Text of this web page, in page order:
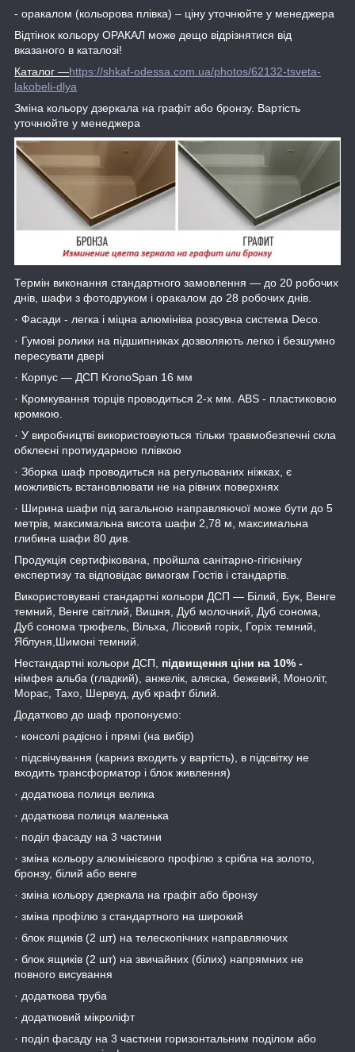
- оракалом (кольорова плівка) – ціну уточнюйте у менеджера
Відтінок кольору ОРАКАЛ може дещо відрізнятися від
вказаного в каталозі!
Каталог ―https://shkaf-odessa.com.ua/photos/62132-tsveta-
lakobeli-dlya
Зміна кольору дзеркала на графіт або бронзу. Вартість
уточнюйте у менеджера
Термін виконання стандартного замовлення ― до 20 робочих
днів, шафи з фотодруком і оракалом до 28 робочих днів.
· Фасади - легка і міцна алюмініва розсувна система Deco.
· Гумові ролики на підшипниках дозволяють легко і безшумно
пересувати двері
· Корпус ― ДСП KronoSpan 16 мм
· Кромкування торців проводиться 2-х мм. ABS - пластиковою
кромкою.
· У виробництві використовуються тільки травмобезпечні скла
обклеєні протиударною плівкою
· Зборка шаф проводиться на регульованих ніжках, є
можливість встановлювати не на рівних поверхнях
· Ширина шафи під загальною направляючої може бути до 5
метрів, максимальна висота шафи 2,78 м, максимальна
глибина шафи 80 див.
Продукція сертифікована, пройшла санітарно-гігієнічну
експертизу та відповідає вимогам Гостів і стандартів.
Використовувані стандартні кольори ДСП ― Білий, Бук, Венге
темний, Венге світлий, Вишня, Дуб молочний, Дуб сонома,
Дуб сонома трюфель, Вільха, Лісовий горіх, Горіх темний,
Яблуня,Шимоні темний.
Нестандартні кольори ДСП,
підвищення ціни на 10% -
німфея альба (гладкий), анжелік, аляска, бежевий, Моноліт,
Морас, Тахо, Шервуд, дуб крафт білий.
Додатково до шаф пропонуємо:
· консолі радісно і прямі (на вибір)
· підсвічування (карниз входить у вартість), в підсвітку не
входить трансформатор і блок живлення)
· додаткова полиця велика
· додаткова полиця маленька
· поділ фасаду на 3 частини
· зміна кольору алюмінієвого профілю з срібла на золото,
бронзу, білий або венге
· зміна кольору дзеркала на графіт або бронзу
· зміна профілю з стандартного на широкий
· блок ящиків (2 шт) на телескопічних направляючих
· блок ящиків (2 шт) на звичайних (білих) напрямних не
повного висування
· додаткова труба
· додатковий мікроліфт
· поділ фасаду на 3 частини горизонтальним поділом або